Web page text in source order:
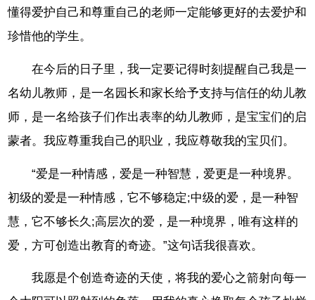
懂得爱护自己和尊重自己的老师一定能够更好的去爱护和
珍惜他的学生。
在今后的日子里，我一定要记得时刻提醒自己我是一
名幼儿教师，是一名园长和家长给予支持与信任的幼儿教
师，是一名给孩子们作出表率的幼儿教师，是宝宝们的启
蒙者。我应尊重我自己的职业，我应尊敬我的宝贝们。
“爱是一种情感，爱是一种智慧，爱更是一种境界。
初级的爱是一种情感，它不够稳定;中级的爱，是一种智
慧，它不够长久;高层次的爱，是一种境界，唯有这样的
爱，方可创造出教育的奇迹。”这句话我很喜欢。
我愿是个创造奇迹的天使，将我的爱心之箭射向每一